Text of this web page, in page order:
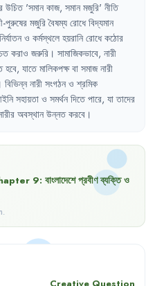
উচিত 'সমান কাজ, সমান মজুরি' নীতি
পুরুষেরমজুরি বৈষম্য রোধে বিদ্যমান
নির্যাতন ও কর্মস্থলে হয়রানি রোধে কঠোর
করাও জরুরি । সামাজিকভাবে, নারী
হবে, যাতে মালিকপক্ষ বা সমাজ নারী
বিভিন্ন নারী সংগঠন ও শ্রমিক
সহায়তা ও সমর্থন দিতে পারে, যা তাদের
অবস্থান উন্নত করবে ।
9: বাংলাদেশে প্রবীণ ব্যক্তি ও